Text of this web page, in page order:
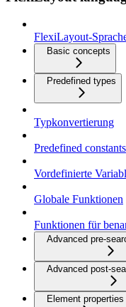
FlexiLayout-
Basic concepts
Predefined types
Typkonvertierung
Predefined constants
Vordefinierte
Globale Funktionen
Funktionen für
Advanced pre-
Advanced post-
Element properties